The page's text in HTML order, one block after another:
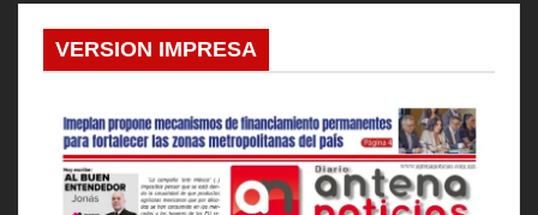
VERSION IMPRESA